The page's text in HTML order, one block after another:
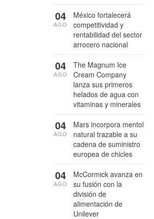
México fortalecerá
competitividad y
rentabilidad del sector
arrocero nacional
04
AGO
The Magnum Ice
Cream Company
lanza sus primeros
helados de agua con
vitaminas y minerales
04
AGO
Mars incorpora mentol
natural trazable a su
cadena de suministro
europea de chicles
04
AGO
McCormick avanza en
su fusión con la
división de
alimentación de
Unilever
04
AGO